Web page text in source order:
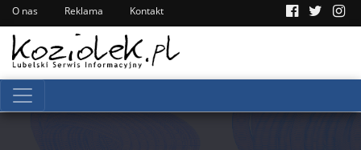
O nas Reklama Kontakt